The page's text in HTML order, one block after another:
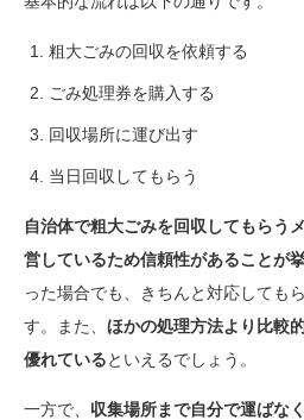
粗大ごみの回収を依頼する
ごみ処理券を購入する
回収場所に運び出す
当日回収してもらう
自治体で粗大ごみを回収してもらう
営しているため信頼性があることが
った場合でも、きちんと対応しても
す。また、 ほかの処理方法より比較
優れているといえるでしょう。
一方で、 収集場所まで自分で運ばな